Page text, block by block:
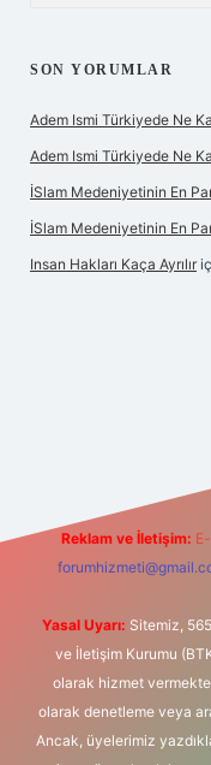
SON YORUMLAR
Adem Ismi Türkiyede Ne
Adem Ismi Türkiyede Ne
İSlam Medeniyetinin En
İSlam Medeniyetinin En
Insan Hakları Kaça Ayrılır
Reklam ve İletişim:
Yasal Uyarı: Sitemiz,
ve İletişim Kurumu
olarak hizmet
olarak denetleme veya
Ancak, üyelerimiz